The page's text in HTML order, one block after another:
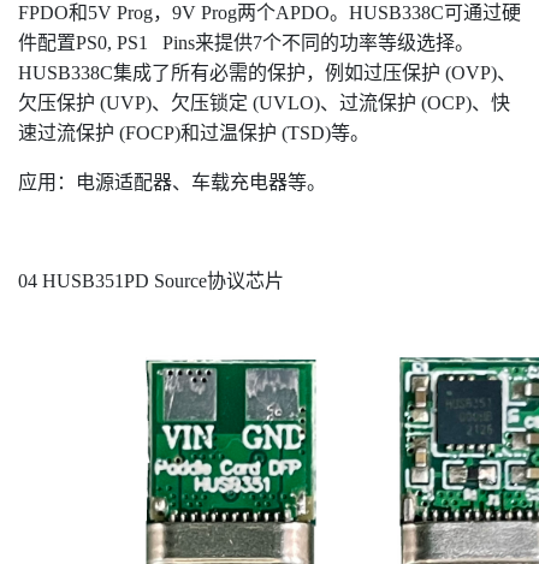
FPDO和5V Prog，9V Prog两个APDO。HUSB338C可通过硬
件配置PS0, PS1 Pins来提供7个不同的功率等级选择。
HUSB338C集成了所有必需的保护，例如过压保护 (OVP)、
欠压保护 (UVP)、欠压锁定 (UVLO)、过流保护 (OCP)、快
速过流保护 (FOCP)和过温保护 (TSD)等。
应用：电源适配器、车载充电器等。
04 HUSB351PD Source协议芯片